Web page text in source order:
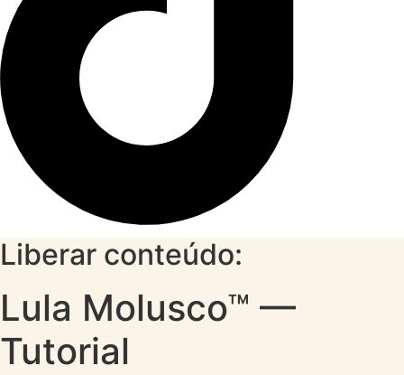
Liberar conteúdo:
Lula Molusco™ —
Tutorial